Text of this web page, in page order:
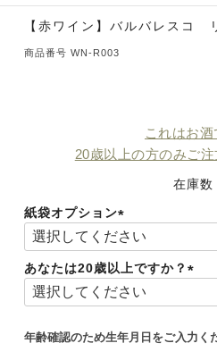
【赤ワイン】バルバレスコ
商品番号 WN-R003
これはお酒
20歳以上の方のみご注
紙袋オプション
(必
須)
あなたは20歳以上ですか？
年齢確認のため生年月日をご入力く
在庫数